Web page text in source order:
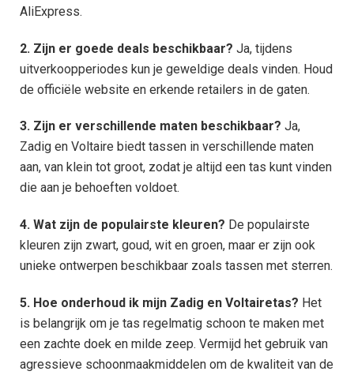
AliExpress.
2. Zijn er goede deals beschikbaar? Ja, tijdens
uitverkoopperiodes kun je geweldige deals vinden. Houd
de officiële website en erkende retailers in de gaten.
3. Zijn er verschillende maten beschikbaar? Ja,
Zadig en Voltaire biedt tassen in verschillende maten
aan, van klein tot groot, zodat je altijd een tas kunt vinden
die aan je behoeften voldoet.
4. Wat zijn de populairste kleuren? De populairste
kleuren zijn zwart, goud, wit en groen, maar er zijn ook
unieke ontwerpen beschikbaar zoals tassen met sterren.
5. Hoe onderhoud ik mijn Zadig en Voltairetas? Het
is belangrijk om je tas regelmatig schoon te maken met
een zachte doek en milde zeep. Vermijd het gebruik van
agressieve schoonmaakmiddelen om de kwaliteit van de